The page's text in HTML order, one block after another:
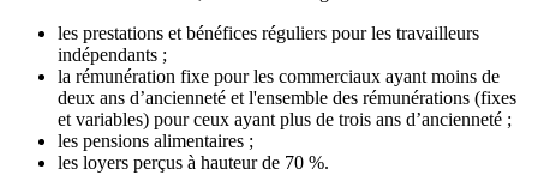
les prestations et bénéfices réguliers pour les travailleurs
indépendants ;
la rémunération fixe pour les commerciaux ayant moins de
deux ans d’ancienneté et l'ensemble des rémunérations (fixes
et variables) pour ceux ayant plus de trois ans d’ancienneté ;
les pensions alimentaires ;
les loyers perçus à hauteur de 70 %.